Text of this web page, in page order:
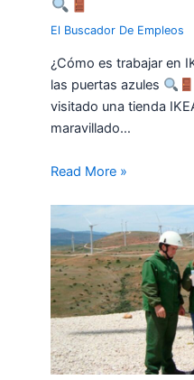
El Buscador De Empleos
¿Cómo es trabajar en
las puertas azules
visitado una tienda
maravillado…
Read More »